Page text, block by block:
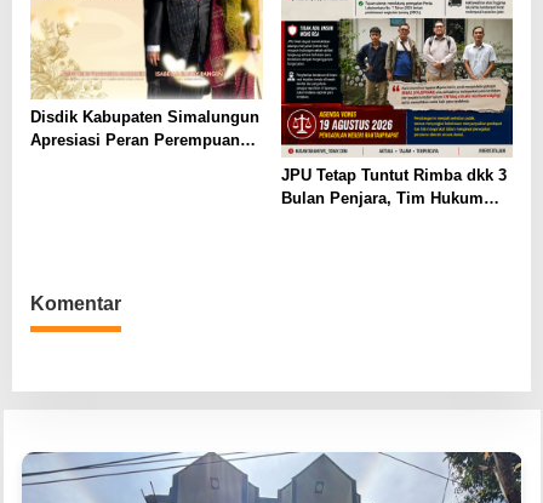
Disdik Kabupaten Simalungun
Apresiasi Peran Perempuan
JPU Tetap Tuntut Rimba dkk 3
Bulan Penjara, Tim Hukum
Komentar